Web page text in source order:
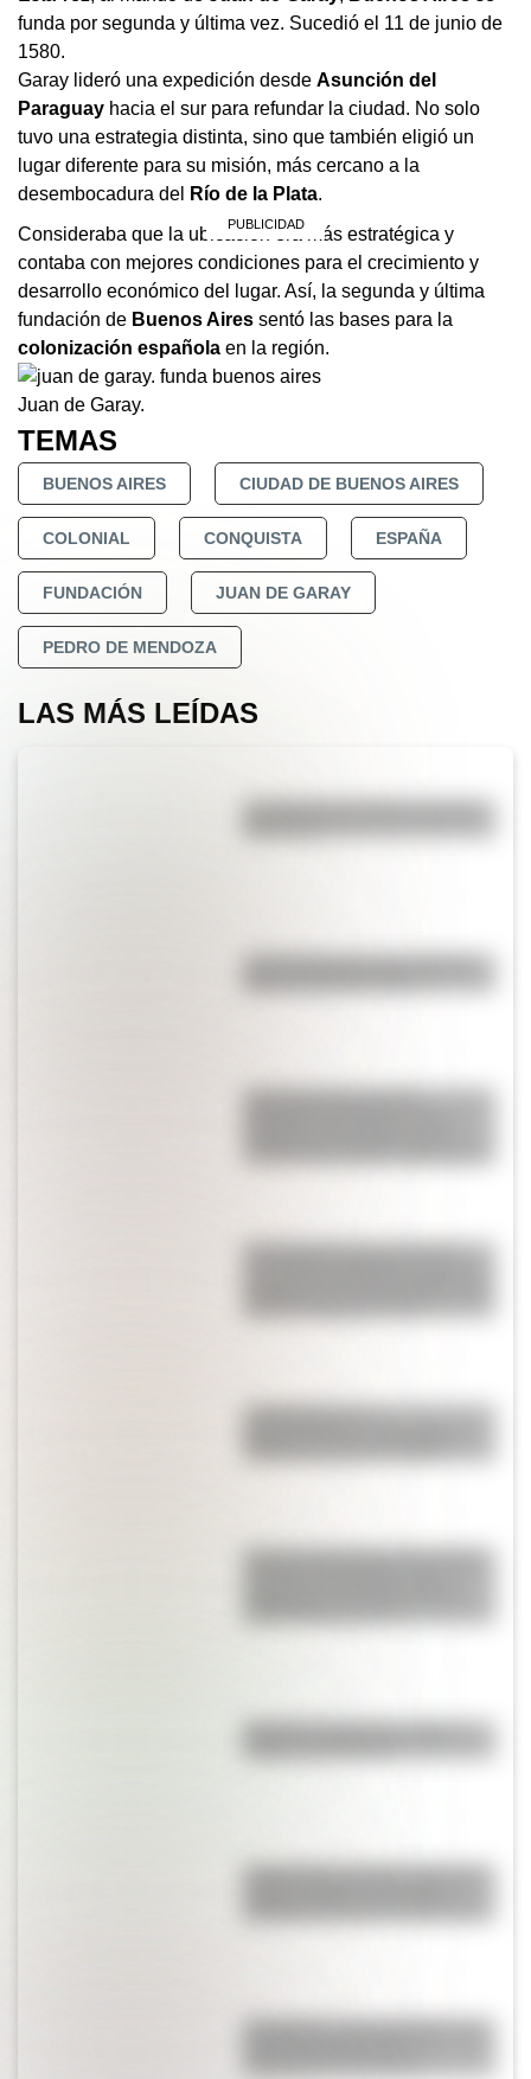
funda por segunda y última vez. Sucedió el 11 de junio de
1580.
Garay lideró una expedición desde Asunción del
Paraguay hacia el sur para refundar la ciudad. No solo
tuvo una estrategia distinta, sino que también eligió un
lugar diferente para su misión, más cercano a la
desembocadura del
Río de la Plata.
Consideraba que la ubicación era más estratégica y
contaba con mejores condiciones para el crecimiento y
desarrollo económico del lugar. Así, la segunda y última
fundación de Buenos Aires sentó las bases para la
colonización española en la región.
Juan de Garay.
TEMAS
BUENOS AIRES CIUDAD DE BUENOS AIRES
COLONIAL CONQUISTA ESPAÑA
FUNDACIÓN JUAN DE GARAY
PEDRO DE MENDOZA
LAS MÁS LEÍDAS
La vida de San Martín contada
Las 12 máximas de San Martín
Juana Azurduy y María
suman a los billetes argentinos
17 de agosto para docentes:
La historia de su
hubo en Croacia en 1991?
Así era la Autopista 25 de Mayo
diferencias con hoy
Bandera de Bolivia: historia,
Parque Nacional San Guillermo:
paisajes extremos de San Juan
San Martín y Simón Bolívar: así